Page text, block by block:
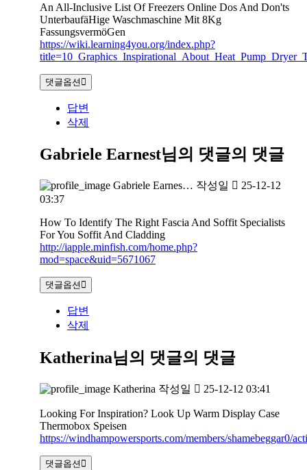
An All-Inclusive List Of Freezers Online Dos And Don'ts
UnterbaufäHige Waschmaschine Mit 8Kg
FassungsvermöGen
https://wiki.learning4you.org/index.php?
댓글옵션
답변
삭제
Gabriele Earnest님의 댓글의 댓글
Gabriele Earnes… 작성일
25-12-12
03:37
How To Identify The Right Fascia And Soffit Specialists
For You Soffit And Cladding
http://iapple.minfish.com/home.php?
mod=space&uid=5671067
댓글옵션
답변
삭제
Katherina님의 댓글의 댓글
Katherina 작성일 25-12-12 03:41
Looking For Inspiration? Look Up Warm Display Case
Thermobox Speisen
https://windhampowersports.com/members/shamebeggar0/
댓글옵션